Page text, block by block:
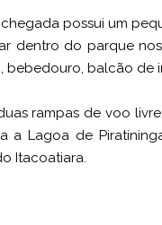
possui um
dentro do parque
bebedouro, balcão de
rampas de voo
a Lagoa de
Itacoatiara.